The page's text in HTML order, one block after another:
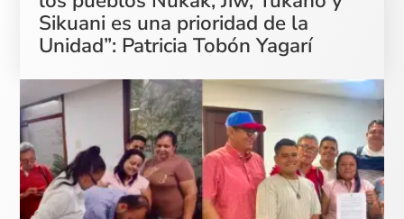
Sikuani es una prioridad de la
Unidad”: Patricia Tobón Yagarí